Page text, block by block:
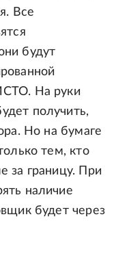
Все
будут
На руки
получить,
Но на бумаге
тем, кто
за границу. При
наличие
будет через